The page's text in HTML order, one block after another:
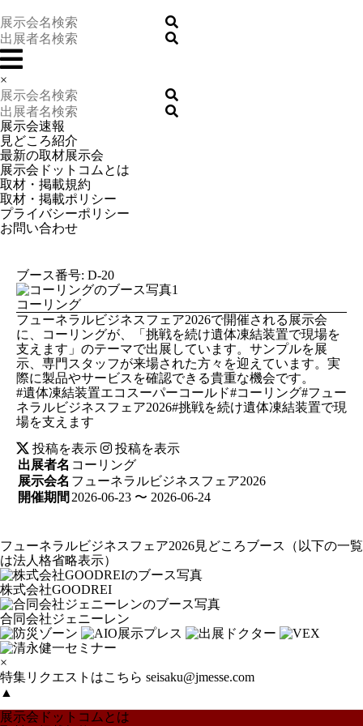
×
展示会速報
見どころ紹介
最新の取材展示会
展示会ドットコムとは
取材・掲載規約
取材・掲載ポリシー
プライバシーポリシー
お問い合わせ
ブース番号: D-20
コーリング
フューネラルビジネスフェア2026で開催される展示会
に、コーリングが、「挑戦を続け遺体凍結装置で現場を
支えます」のテーマで出展しています。サンプルを展
示、専門スタッフが来場された方々を迎えています。実
際に製品やサービスを確認できる貴重な機会です。
#遺体凍結装置エコスーパーコールド#コーリング#フュー
ネラルビジネスフェア2026#挑戦を続け遺体凍結装置で現
場を支えます
投稿を表示
投稿を表示
出展者名 コーリング
展示会名 フューネラルビジネスフェア2026
開催期間 2026-06-23 〜 2026-06-24
フューネラルビジネスフェア2026見どころブース
（以下の一覧
は法人格省略表示）
株式会社GOODREI
合同会社ジェニーレン
×
特集リクエストはこちら seisaku@jmesse.com
展示会ドットコムとは
▲